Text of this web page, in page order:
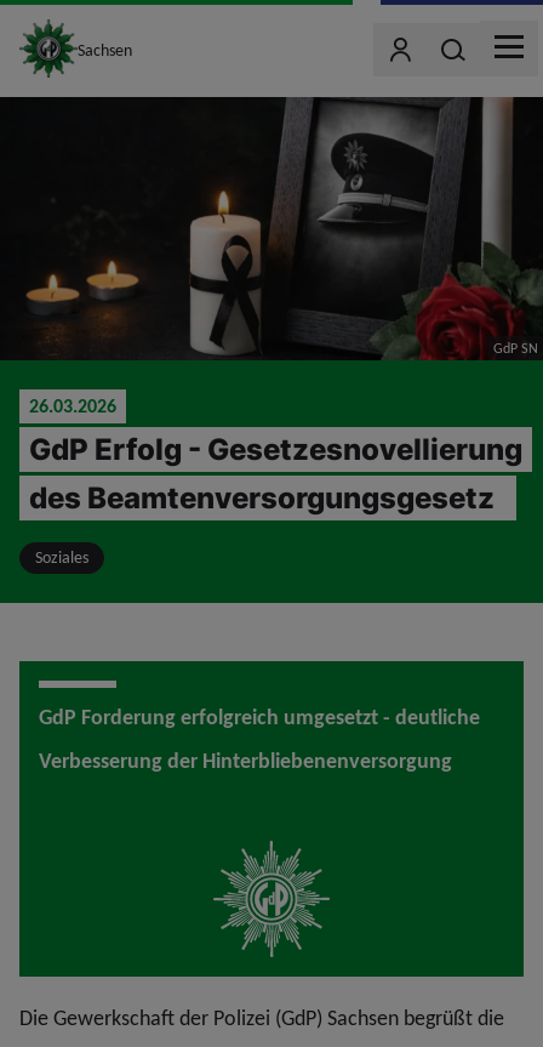
site_logo
Sachsen BenutzerWonach
MENU
GdP SN
26.03.2026
GdP Erfolg - Gesetzesnovellierung
des Beamtenversorgungsgesetz
Soziales
GdP Forderung erfolgreich umgesetzt - deutliche
Verbesserung der Hinterbliebenenversorgung
Die Gewerkschaft der Polizei (GdP) Sachsen begrüßt die